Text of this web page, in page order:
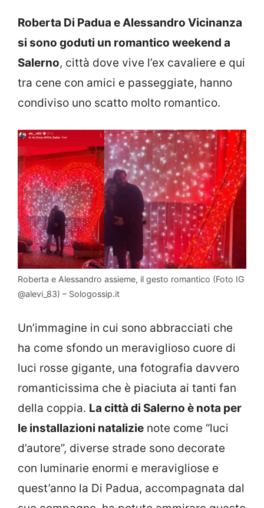
Roberta Di Padua e Alessandro Vicinanza
si sono goduti un romantico weekend a
Salerno, città dove vive l’ex cavaliere e qui
tra cene con amici e passeggiate, hanno
condiviso uno scatto molto romantico.
Roberta e Alessandro assieme, il gesto romantico (Foto IG
@alevi_83) – Sologossip.it
Un’immagine in cui sono abbracciati che
ha come sfondo un meraviglioso cuore di
luci rosse gigante, una fotografia davvero
romanticissima che è piaciuta ai tanti fan
della coppia. La città di Salerno è nota per
le installazioni natalizie note come “luci
d’autore”, diverse strade sono decorate
con luminarie enormi e meravigliose e
quest’anno la Di Padua, accompagnata dal